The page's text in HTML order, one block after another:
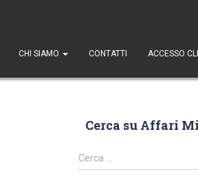
CHI SIAMO CONTATTI ACCESSO
Cerca su Affari
Cerca …